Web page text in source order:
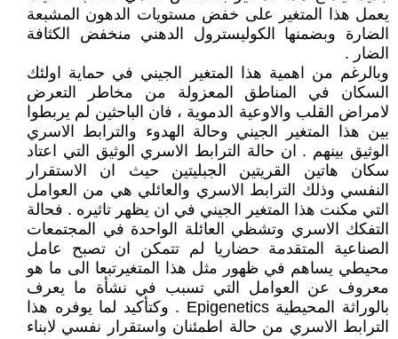
يعمل هذا المتغير على خفض مستويات الدهون المشبعة
الضارة وبضمنها الكوليسترول الدهني منخفض الكثافة
الضار .
وبالرغم من اهمية هذا المتغير الجيني في حماية اولئك
السكان في المناطق المعزولة من مخاطر التعرض
لامراض القلب والاوعية الدموية ، فان الباحثين لم يربطوا
بين هذا المتغير الجيني وحالة الهدوء والترابط الاسري
الوثيق بينهم . ان حالة الترابط الاسري الوثيق التي اعتاد
سكان هاتين القريتين الجبليتين حيث ان الاستقرار
النفسي وذلك الترابط الاسري والعائلي هي من العوامل
التي مكنت هذا المتغير الجيني في ان يظهر تاثيره . فحالة
التفكك الاسري وتشظي العائلة الواحدة في المجتمعات
الصناعية المتقدمة حضاريا لم تتمكن ان تصبح عامل
محيطي يساهم في ظهور مثل هذا المتغيرتبعا الى ما هو
معروف عن العوامل التي تسبب في نشأة ما يعرف
بالوراثة المحيطية Epigenetics . وكتأكيد لما يوفره هذا
الترابط الاسري من حالة اطمئنان واستقرار نفسي لابناء